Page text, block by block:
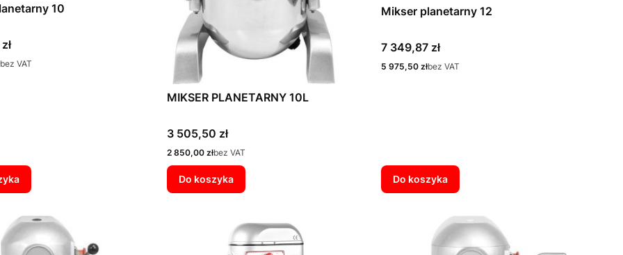
10
bez VAT
MIKSER PLANETARNY 10L
Cena
3 505,50 zł
Cena
2 850,00 złbez VAT
Do koszyka
Mikser planetarny 12
Cena
7 349,87 zł
Cena
5 975,50 złbez VAT
Do koszyka